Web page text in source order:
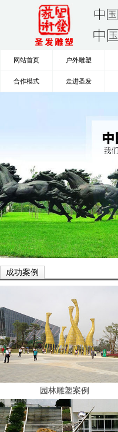
网站首页 户外雕塑
合作模式 走进圣发
成功案例
园林雕塑案例